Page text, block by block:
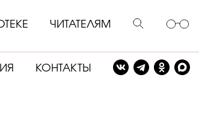
ЧИТАТЕЛЯМ
КОНТАКТЫ